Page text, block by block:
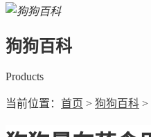
狗狗百科
Products
当前位置： 首页 > 狗狗百科 >